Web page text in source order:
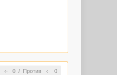
0/ Против 0